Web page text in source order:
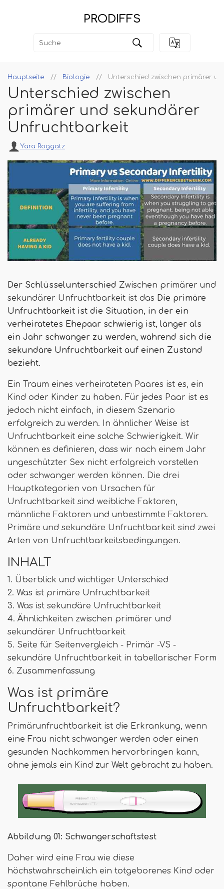
PRODIFFS
Hauptseite Biologie Unterschied zwischen primärer
Unterschied zwischen
primärer und sekundärer
Unfruchtbarkeit
Yara Roggatz
Der Schlüsselunterschied Zwischen primärer und
sekundärer Unfruchtbarkeit ist das Die primäre
Unfruchtbarkeit ist die Situation, in der ein
verheiratetes Ehepaar schwierig ist, länger als
ein Jahr schwanger zu werden, während sich die
sekundäre Unfruchtbarkeit auf einen Zustand
bezieht.
Ein Traum eines verheirateten Paares ist es, ein
Kind oder Kinder zu haben. Für jedes Paar ist es
jedoch nicht einfach, in diesem Szenario
erfolgreich zu werden. In ähnlicher Weise ist
Unfruchtbarkeit eine solche Schwierigkeit. Wir
können es definieren, dass wir nach einem Jahr
ungeschützter Sex nicht erfolgreich vorstellen
oder schwanger werden können. Die drei
Hauptkategorien von Ursachen für
Unfruchtbarkeit sind weibliche Faktoren,
männliche Faktoren und unbestimmte Faktoren.
Primäre und sekundäre Unfruchtbarkeit sind zwei
Arten von Unfruchtbarkeitsbedingungen.
INHALT
1. Überblick und wichtiger Unterschied
2. Was ist primäre Unfruchtbarkeit
3. Was ist sekundäre Unfruchtbarkeit
4. Ähnlichkeiten zwischen primärer und
sekundärer Unfruchtbarkeit
5. Seite für Seitenvergleich - Primär -VS -
sekundäre Unfruchtbarkeit in tabellarischer Form
6. Zusammenfassung
Was ist primäre
Unfruchtbarkeit?
Primärunfruchtbarkeit ist die Erkrankung, wenn
eine Frau nicht schwanger werden oder einen
gesunden Nachkommen hervorbringen kann,
ohne jemals ein Kind zur Welt gebracht zu haben.
Abbildung 01: Schwangerschaftstest
Daher wird eine Frau wie diese
höchstwahrscheinlich ein totgeborenes Kind oder
spontane Fehlbrüche haben.